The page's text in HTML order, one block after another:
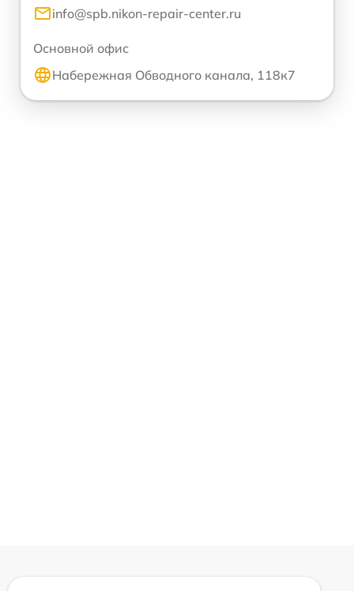
info@spb.nikon-repair-center.ru
Основной офис
Набережная Обводного канала, 118к7